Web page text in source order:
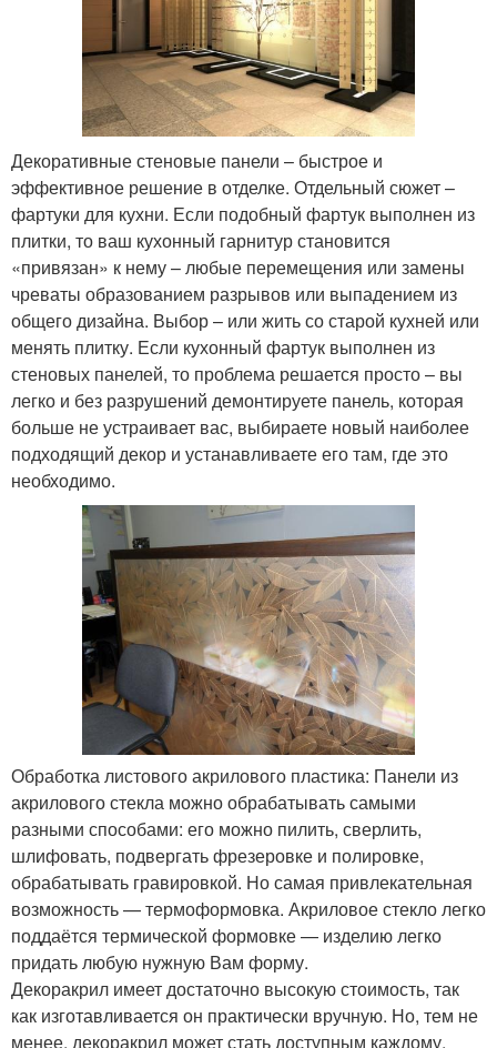
Декоративные стеновые панели – быстрое и
эффективное решение в отделке. Отдельный сюжет –
фартуки для кухни. Если подобный фартук выполнен из
плитки, то ваш кухонный гарнитур становится
«привязан» к нему – любые перемещения или замены
чреваты образованием разрывов или выпадением из
общего дизайна. Выбор – или жить со старой кухней или
менять плитку. Если кухонный фартук выполнен из
стеновых панелей, то проблема решается просто – вы
легко и без разрушений демонтируете панель, которая
больше не устраивает вас, выбираете новый наиболее
подходящий декор и устанавливаете его там, где это
необходимо.
Обработка листового акрилового пластика: Панели из
акрилового стекла можно обрабатывать самыми
разными способами: его можно пилить, сверлить,
шлифовать, подвергать фрезеровке и полировке,
обрабатывать гравировкой. Но самая привлекательная
возможность — термоформовка. Акриловое стекло легко
поддаётся термической формовке — изделию легко
придать любую нужную Вам форму.
Декоракрил имеет достаточно высокую стоимость, так
как изготавливается он практически вручную. Но, тем не
менее, декоракрил может стать доступным каждому,